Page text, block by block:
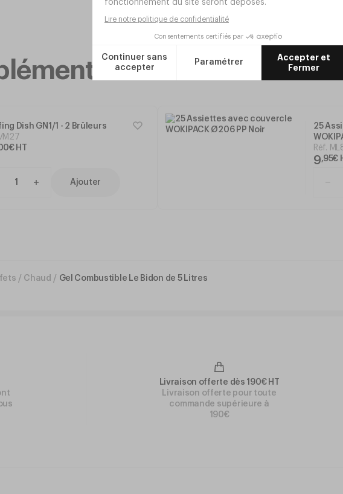
Dish GN1/1 - 2 Brûleurs
€ HT
Ajouter
25
Réf.
9,95€
/ Chaud / Gel Combustible Le Bidon de 5 Litres
Livraison offerte dès 190€ HT
Livraison offerte pour toute
commande supérieure à
190€